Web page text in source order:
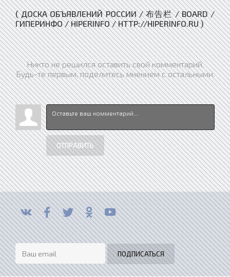
( ДОСКА ОБЪЯВЛЕНИЙ РОССИИ / 布告栏 / BOARD /
ГИПЕРИНФО / HIPERINFO / HTTP://HIPERINFO.RU )
Никто не решился оставить свой комментарий.
Будь-те первым, поделитесь мнением с остальными.
ОТПРАВИТЬ